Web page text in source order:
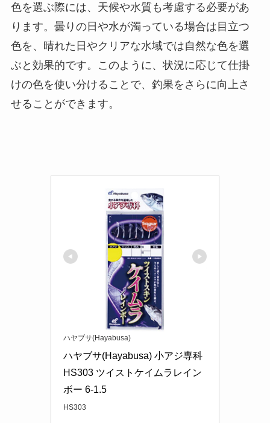
色を選ぶ際には、天候や水質も考慮する必要があ
ります。曇りの日や水が濁っている場合は目立つ
色を、晴れた日やクリアな水域では自然な色を選
ぶと効果的です。このように、状況に応じて仕掛
けの色を使い分けることで、釣果をさらに向上さ
せることができます。
ハヤブサ(Hayabusa)
ハヤブサ(Hayabusa) 小アジ専科
HS303 ツイストケイムラレイン
ボー 6-1.5
HS303